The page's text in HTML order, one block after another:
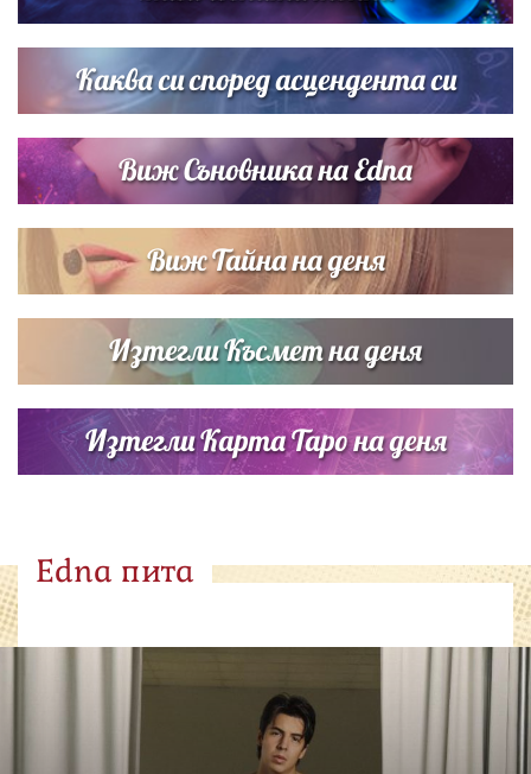
Дъщерята на Тодор Батков вдигна сватба, Стоичков и
Братя Аргирови я изненадаха с песен
Каква си според асцендента си
Виж Съновника на Edna
Виж Тайна на деня
Изтегли Късмет на деня
Изтегли Карта Таро на деня
Edna пита